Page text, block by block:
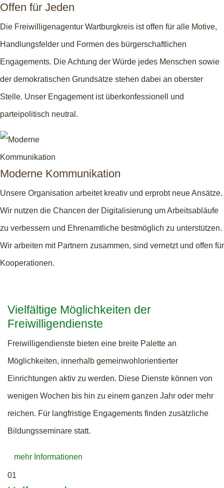
Offen für Jeden
Die Freiwilligenagentur Wartburgkreis ist offen für alle Motive,
Handlungsfelder und Formen des bürgerschaftlichen
Engagements. Die Achtung der Würde jedes Menschen sowie
der demokratischen Grundsätze stehen dabei an oberster
Stelle. Unser Engagement ist überkonfessionell und
parteipolitisch neutral.
Moderne Kommunikation
Unsere Organisation arbeitet kreativ und erprobt neue Ansätze.
Wir nutzen die Chancen der Digitalisierung um Arbeitsabläufe
zu verbessern und Ehrenamtliche bestmöglich zu unterstützen.
Wir arbeiten mit Partnern zusammen, sind vernetzt und offen für
Kooperationen.
Vielfältige Möglichkeiten der
Freiwilligendienste
Freiwilligendienste bieten eine breite Palette an
Möglichkeiten, innerhalb gemeinwohlorientierter
Einrichtungen aktiv zu werden. Diese Dienste können von
wenigen Wochen bis hin zu einem ganzen Jahr oder mehr
reichen. Für langfristige Engagements finden zusätzliche
Bildungsseminare statt.
mehr Informationen
01